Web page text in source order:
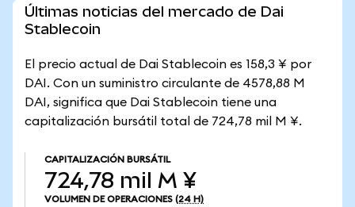
Últimas noticias del mercado de Dai
Stablecoin
El precio actual de Dai Stablecoin es 158,3 ¥ por
DAI. Con un suministro circulante de 4578,88 M
DAI, significa que Dai Stablecoin tiene una
capitalización bursátil total de 724,78 mil M ¥.
CAPITALIZACIÓN BURSÁTIL
724,78 mil M ¥
VOLUMEN DE OPERACIONES (24 H)